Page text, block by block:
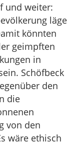
und weiter:
läge
könnten
geimpften
in
Schöfbeck
den
die
von den
wäre ethisch